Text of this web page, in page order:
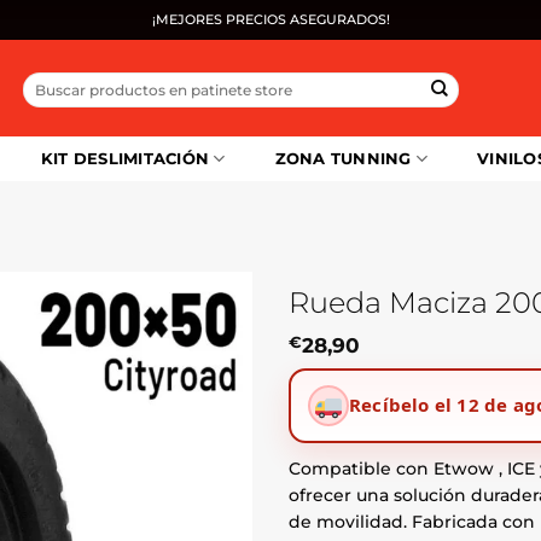
¡MEJORES PRECIOS ASEGURADOS!
Buscar
por:
KIT DESLIMITACIÓN ZONA TUNNING
Rueda Maciza
€28,90
Recíbelo el 12 de
Compatible con Etwow , ICE
ofrecer una solución
de movilidad. Fabricada